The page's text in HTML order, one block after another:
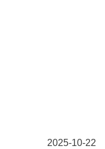
2025-10-22